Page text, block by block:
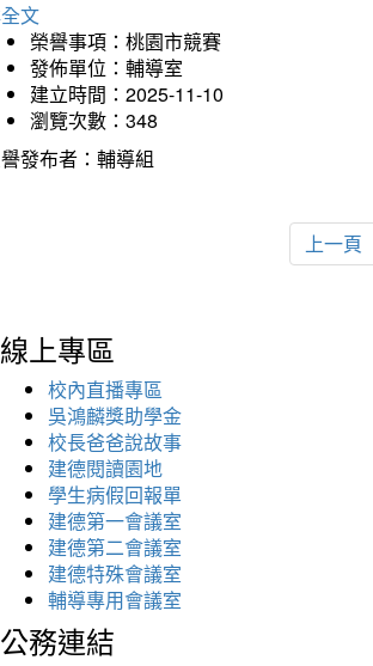
文
榮譽事項：桃園市競賽
發佈單位：輔導室
建立時間：2025-11-10
瀏覽次數：348
發布者：輔導組
上一頁
線上專區
校內直播專區
吳鴻麟獎助學金
校長爸爸說故事
建德閱讀園地
學生病假回報單
建德第一會議室
建德第二會議室
建德特殊會議室
輔導專用會議室
公務連結